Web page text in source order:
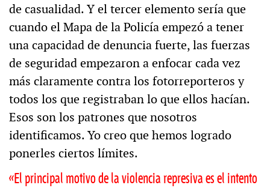
de casualidad. Y el tercer elemento sería que
cuando el Mapa de la Policía empezó a tener
una capacidad de denuncia fuerte, las fuerzas
de seguridad empezaron a enfocar cada vez
más claramente contra los fotorreporteros y
todos los que registraban lo que ellos hacían.
Esos son los patrones que nosotros
identificamos. Yo creo que hemos logrado
ponerles ciertos límites.
«El principal motivo de la violencia represiva es el intento